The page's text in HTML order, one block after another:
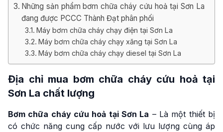
Những sản phẩm bơm chữa cháy cứu hoả tại Sơn La
đang được PCCC Thành Đạt phân phối
Máy bơm chữa cháy chạy điện tại Sơn La
Máy bơm chữa cháy chạy xăng tại Sơn La
Máy bơm chữa cháy chạy diesel tại Sơn La
Địa chỉ mua bơm chữa cháy cứu hoả tại
Sơn La chất lượng
Bơm chữa cháy cứu hoả tại Sơn La – Là một thiết bị
có chức năng cung cấp nước với lưu lượng cùng áp